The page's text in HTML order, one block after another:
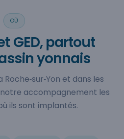
OÙ
GED, partout
yonnais
et dans les
accompagnement les
ils sont implantés.